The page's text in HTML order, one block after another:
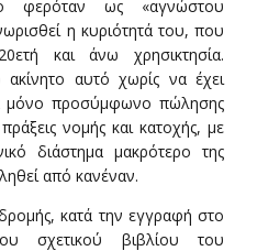
φερόταν ως «αγνώστου
η κυριότητά του, που
και άνω χρησικτησία.
ακίνητο αυτό χωρίς να έχει
μόνο προσύμφωνο πώλησης
νομής και κατοχής, με
διάστημα μακρότερο της
από κανέναν.
κατά την εγγραφή στο
σχετικού βιβλίου του